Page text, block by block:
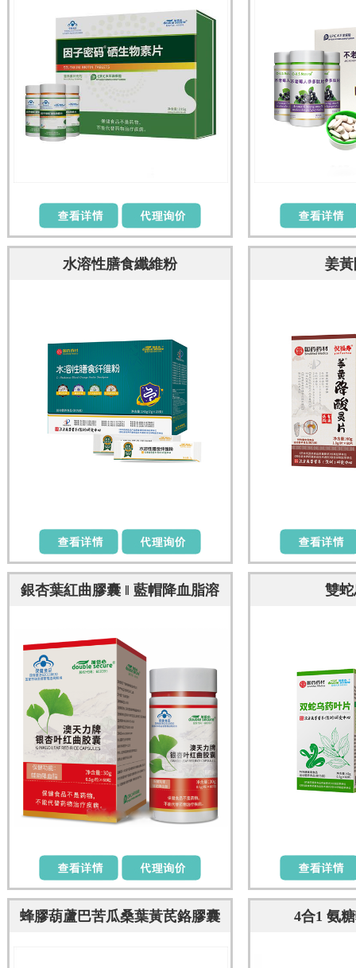
水溶性膳食纖維粉 姜
銀杏葉紅曲膠囊 ‖ 藍帽降血脂溶
雙
蜂膠葫蘆巴苦瓜桑葉黃芪鉻膠囊
4合1 氨